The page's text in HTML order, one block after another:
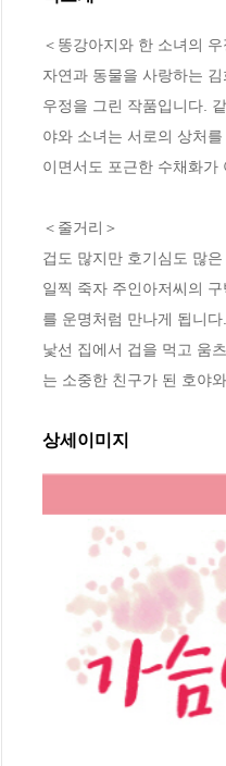
＜똥강아지와 한 소녀의
자연과 동물을 사랑하는
우정을 그린 작품입니다.
야와 소녀는 서로의 상처
이면서도 포근한 수채화
＜줄거리＞
겁도 많지만 호기심도 많
일찍 죽자 주인아저씨의
를 운명처럼 만나게 됩니
낯선 집에서 겁을 먹고 움
는 소중한 친구가 된 호야
상세이미지